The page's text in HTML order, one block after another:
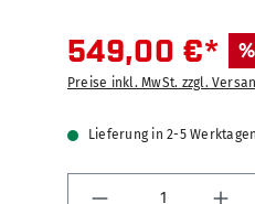
549,00 €* %
Preise inkl. MwSt. zzgl.
Lieferung in 2-5 Werktagen
Produkt